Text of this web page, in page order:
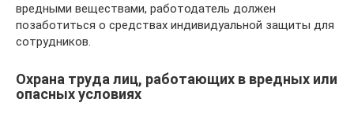
вредными веществами, работодатель должен
позаботиться о средствах индивидуальной защиты для
сотрудников.
Охрана труда лиц, работающих в вредных или
опасных условиях